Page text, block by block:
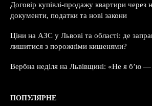
Договір купівлі-продажу квартири через
документи, податки та нові закони
Ціни на АЗС у Львові та області: де
лишитися з порожніми кишенями?
Вербна неділя на Львівщині: «Не я б’ю —
ПОПУЛЯРНЕ